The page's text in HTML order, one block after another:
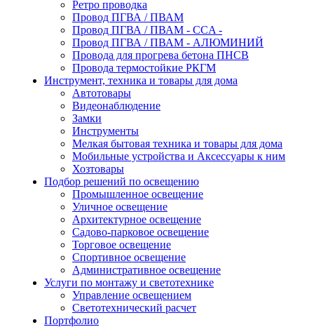
Ретро проводка
Провод ПГВА / ПВАМ
Провод ПГВА / ПВАМ - CCA -
Провод ПГВА / ПВАМ - АЛЮМИНИЙ
Провода для прогрева бетона ПНСВ
Провода термостойкие РКГМ
Инструмент, техника и товары для дома
Автотовары
Видеонаблюдение
Замки
Инструменты
Мелкая бытовая техника и товары для дома
Мобильные устройства и Аксессуары к ним
Хозтовары
Подбор решений по освещению
Промышленное освещение
Уличное освещение
Архитектурное освещение
Садово-парковое освещение
Торговое освещение
Спортивное освещение
Административное освещение
Услуги по монтажу и светотехнике
Управление освещением
Светотехнический расчет
Портфолио